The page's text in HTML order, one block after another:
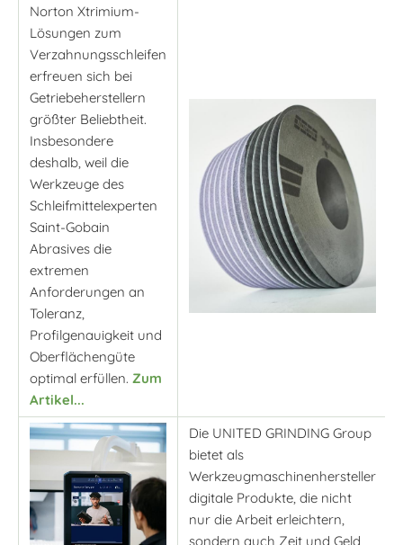
Norton Xtrimium-
Lösungen zum
Verzahnungsschleifen
erfreuen sich bei
Getriebeherstellern
größter Beliebtheit.
Insbesondere
deshalb, weil die
Werkzeuge des
Schleifmittelexperten
Saint-Gobain
Abrasives die
extremen
Anforderungen an
Toleranz,
Profilgenauigkeit und
Oberflächengüte
optimal erfüllen. Zum
Artikel...
Die UNITED GRINDING Group
bietet als
Werkzeugmaschinenhersteller
digitale Produkte, die nicht
nur die Arbeit erleichtern,
sondern auch Zeit und Geld